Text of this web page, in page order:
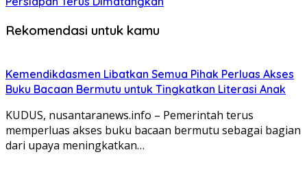
Rekomendasi untuk kamu
Kemendikdasmen Libatkan Semua Pihak Perluas Akses
Buku Bacaan Bermutu untuk Tingkatkan Literasi Anak
KUDUS, nusantaranews.info – Pemerintah terus
memperluas akses buku bacaan bermutu sebagai bagian
dari upaya meningkatkan…